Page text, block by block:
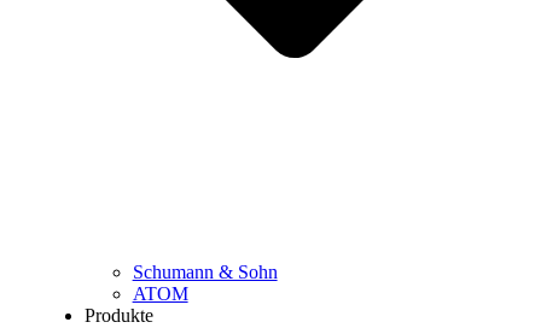
Schumann & Sohn
ATOM
Produkte